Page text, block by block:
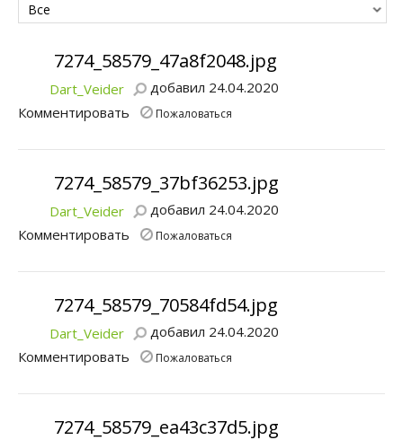
Все
7274_58579_47a8f2048.jpg
Dart_Veider
добавил 24.04.2020
Комментировать
Пожаловаться
7274_58579_37bf36253.jpg
Dart_Veider
добавил 24.04.2020
Комментировать
Пожаловаться
7274_58579_70584fd54.jpg
Dart_Veider
добавил 24.04.2020
Комментировать
Пожаловаться
7274_58579_ea43c37d5.jpg